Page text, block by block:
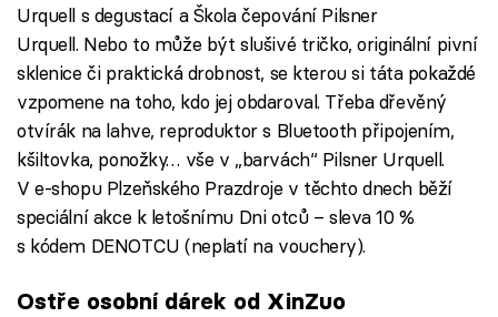
Urquell s degustací a Škola čepování Pilsner
Urquell. Nebo to může být slušivé tričko, originální pivní
sklenice či praktická drobnost, se kterou si táta pokaždé
vzpomene na toho, kdo jej obdaroval. Třeba dřevěný
otvírák na lahve, reproduktor s Bluetooth připojením,
kšiltovka, ponožky… vše v „barvách“ Pilsner Urquell.
V e-shopu Plzeňského Prazdroje v těchto dnech běží
speciální akce k letošnímu Dni otců – sleva 10 %
s kódem DENOTCU (neplatí na vouchery).
Ostře osobní dárek od XinZuo